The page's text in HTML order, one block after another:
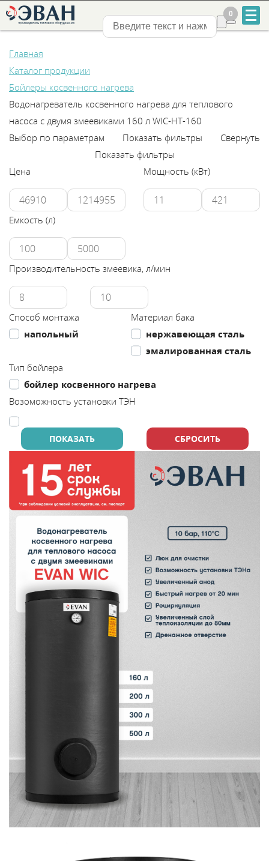
+7
2-
888-
555
Каталог
Сервис
Сотрудничество
Информация
Нижний Новгород
0
0
Главная
Каталог продукции
Бойлеры косвенного нагрева
Водонагреватель косвенного нагрева для теплового
насоса с двумя змеевиками 160 л WIС-HT-160
Выбор по параметрам
Показать фильтры
Свернуть
Показать фильтры
Цена
Мощность (кВт)
Емкость (л)
Производительность змеевика, л/мин
Способ монтажа
напольный
Материал бака
нержавеющая сталь
эмалированная сталь
Тип бойлера
бойлер косвенного нагрева
Возоможность установки ТЭН